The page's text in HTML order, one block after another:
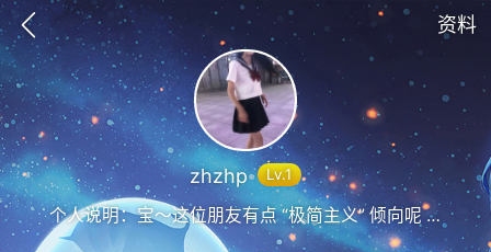
资料
zhzhp Lv.1
个人说明：宝～这位朋友有点 “极简主义” 倾向呢 —— 连个人说明都保持着 “空白美学”！